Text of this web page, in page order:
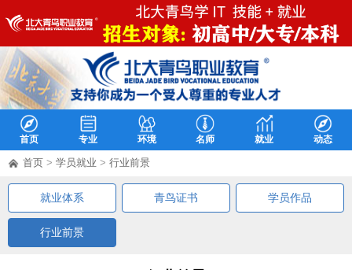
首页 专业 环境 名师 就业 动态
首页> 学员就业 > 行业前景
就业体系 青鸟证书 学员作品
行业前景